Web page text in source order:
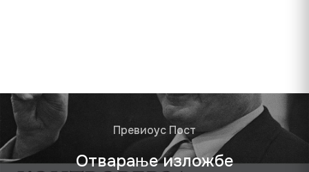
Превиоус Пост
Oтварање изложбе